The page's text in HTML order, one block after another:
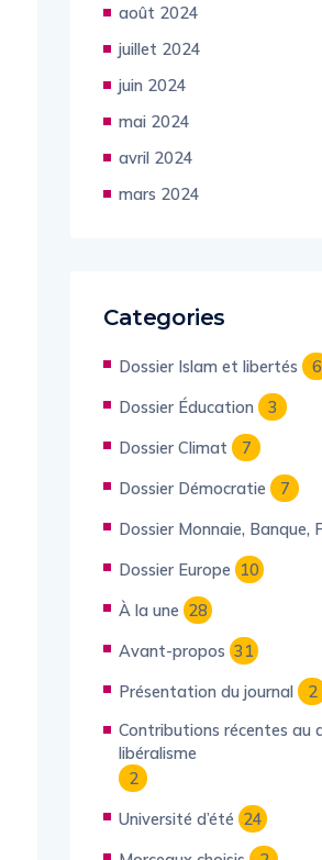
août 2024
juillet 2024
juin 2024
mai 2024
avril 2024
mars 2024
Categories
Dossier Islam et libertés
6
Dossier Éducation
3
Dossier Climat
7
Dossier Démocratie
7
Dossier Monnaie, Banque,
Dossier Europe 10
À la une 28
Avant-propos 31
Présentation du journal
2
Contributions récentes au
libéralisme
2
Université d’été 24